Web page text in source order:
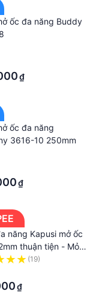
tác được thực
cờ lên được
cũng như
3, xã Hòa Phú-
thuế theo luật
sản phẩm, hình
phát sinh thêm
phí hàng cồng
ốc đa năng Buddy
₫
ốc đa năng
3616-10 250mm
₫
năng Kapusi mở ốc
thuận tiện - Mỏ
hãng Nhật Bản siêu
(19)
₫